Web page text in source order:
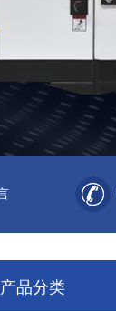
产品分类